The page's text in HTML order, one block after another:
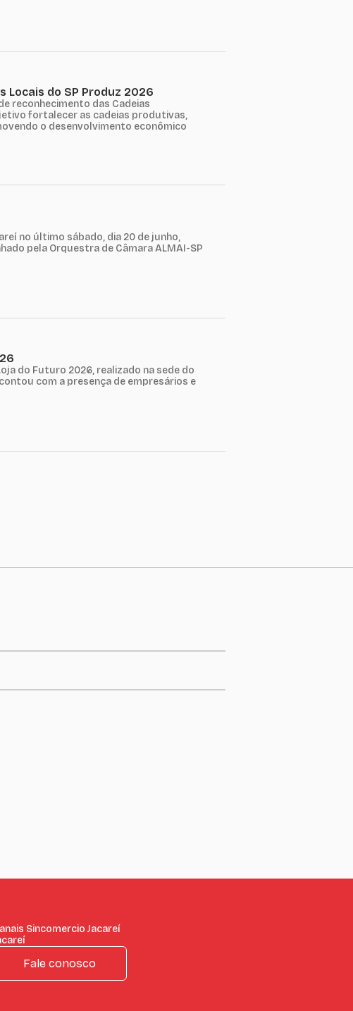
Locais do SP Produz 2026
reconhecimento das Cadeias
fortalecer as cadeias produtivas,
o desenvolvimento econômico
no último sábado, dia 20 de junho,
pela Orquestra de Câmara ALMAI-SP
do Futuro 2026, realizado na sede do
com a presença de empresários e
Sincomercio Jacareí
Fale conosco